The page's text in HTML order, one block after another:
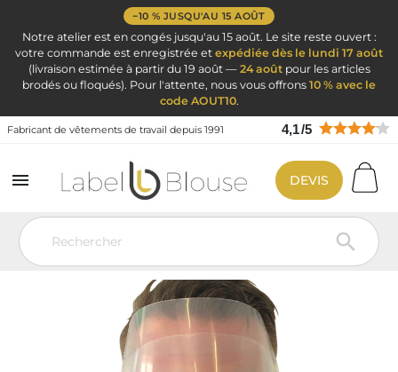
−10 % JUSQU'AU 15 AOÛT
Notre atelier est en congés jusqu'au 15 août. Le site reste ouvert :
votre commande est enregistrée et expédiée dès le lundi 17 août
(livraison estimée à partir du 19 août — 24 aoûtpour les articles
brodés ou floqués). Pour l'attente, nous vous offrons 10 % avec le
code AOUT10.
Fabricant de vêtements de travail depuis 1991 4,1/5


DEVIS
Vêtement de travail
EPI : Equipement Protection Individuel